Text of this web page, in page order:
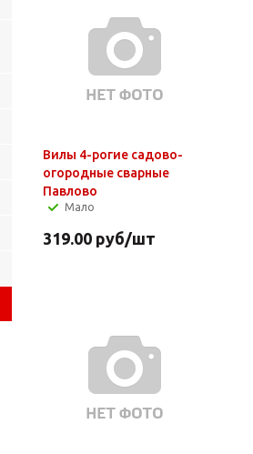
Вилы 4-рогие садово-
огородные сварные
Павлово
Мало
319.00 руб/шт